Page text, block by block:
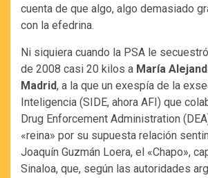
cuenta de que algo, algo demasiado
con la efedrina.
Ni siquiera cuando la PSA le
de 2008 casi 20 kilos a María
Madrid, a la que un exespía de la
Inteligencia (SIDE, ahora AFI) que
Drug Enforcement Administration
«reina» por su supuesta relación
Joaquín Guzmán Loera, el «Chapo»,
Sinaloa, que, según las autoridades